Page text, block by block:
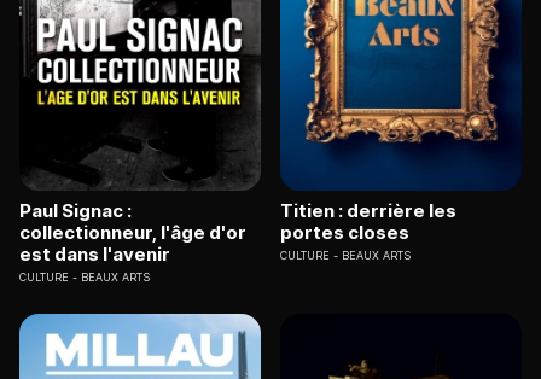
Paul Signac :
collectionneur, l'âge d'or
est dans l'avenir
CULTURE BEAUX ARTS
Titien : derrière les
portes closes
CULTURE BEAUX ARTS